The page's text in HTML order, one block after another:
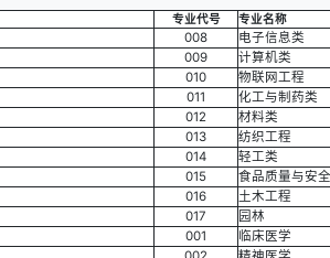
专业代号 专业名称
008 电子信息类
009 计算机类
010 物联网工程
011 化工与制药类
012 材料类
013 纺织工程
014 轻工类
015 食品质量与安全
016 土木工程
017 园林
001 临床医学